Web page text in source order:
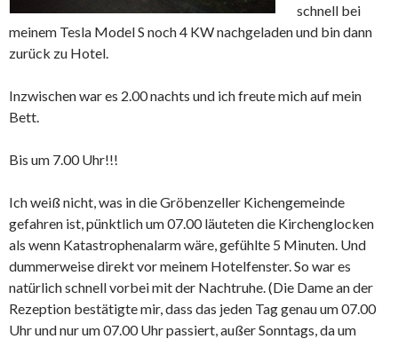
schnell bei
meinem Tesla Model S noch 4 KW nachgeladen und bin dann
zurück zu Hotel.
Inzwischen war es 2.00 nachts und ich freute mich auf mein
Bett.
Bis um 7.00 Uhr!!!
Ich weiß nicht, was in die Gröbenzeller Kichengemeinde
gefahren ist, pünktlich um 07.00 läuteten die Kirchenglocken
als wenn Katastrophenalarm wäre, gefühlte 5 Minuten. Und
dummerweise direkt vor meinem Hotelfenster. So war es
natürlich schnell vorbei mit der Nachtruhe. (Die Dame an der
Rezeption bestätigte mir, dass das jeden Tag genau um 07.00
Uhr und nur um 07.00 Uhr passiert, außer Sonntags, da um